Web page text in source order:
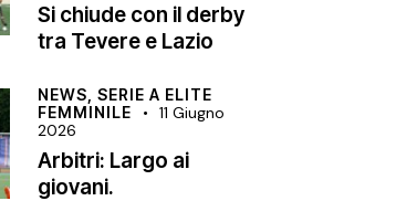
Si chiude con il derby
tra Tevere e Lazio
NEWS,SERIE A ELITE
FEMMINILE
11 Giugno
2026
Arbitri: Largo ai
giovani.